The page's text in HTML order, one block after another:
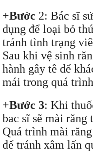
+Bước 2: Bác sĩ
dụng để loại bỏ
tránh tình trạng
Sau khi vệ sinh
hành gây tê để
mái trong quá
+Bước 3: Khi
bac sĩ sẽ mài
Quá trình mài
để tránh xâm lấn